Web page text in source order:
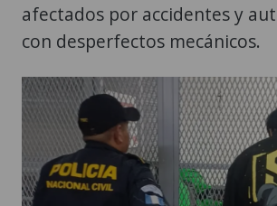
afectados por accidentes y
con desperfectos mecánicos.